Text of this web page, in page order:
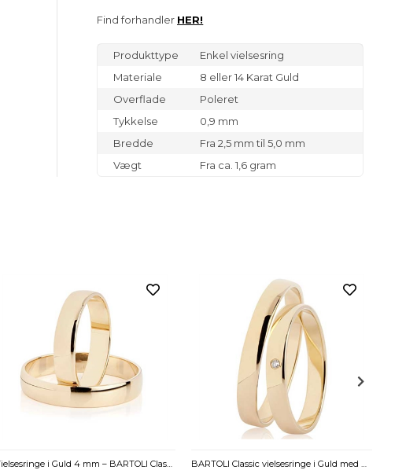
Find forhandler HER!
Produkttype
Enkel vielsesring
Materiale
8 eller 14 Karat Guld
Overflade
Poleret
Tykkelse
0,9 mm
Bredde
Fra 2,5 mm til 5,0 mm
Vægt
Fra ca. 1,6 gram
Vielsesringe i Guld 4 mm – BARTOLI Classic BARTOLI Classic vielsesringe i Guld med Diamant 0,01 ct. - 3 mm